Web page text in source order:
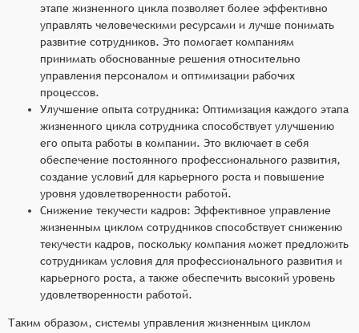
этапе жизненного цикла позволяет более эффективно
управлять человеческими ресурсами и лучше понимать
развитие сотрудников. Это помогает компаниям
принимать обоснованные решения относительно
управления персоналом и оптимизации рабочих
процессов.
Улучшение опыта сотрудника: Оптимизация каждого этапа
жизненного цикла сотрудника способствует улучшению
его опыта работы в компании. Это включает в себя
обеспечение постоянного профессионального развития,
создание условий для карьерного роста и повышение
уровня удовлетворенности работой.
Снижение текучести кадров: Эффективное управление
жизненным циклом сотрудников способствует снижению
текучести кадров, поскольку компания может предложить
сотрудникам условия для профессионального развития и
карьерного роста, а также обеспечить высокий уровень
удовлетворенности работой.
Таким образом, системы управления жизненным циклом